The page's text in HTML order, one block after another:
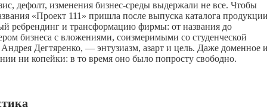
дефолт, изменения бизнес-среды выдержали не все. Чтобы
«Проект 111» пришла после выпуска каталога
ребрендинг и трансформацию фирмы: от названия до
бизнеса с вложениями, соизмеримыми со студенческой
Дегтяренко, — энтузиазм, азарт и цель. Даже доменное
ни копейки: в то время оно было попросту свободно.